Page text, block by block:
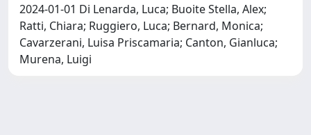
2024-01-01 Di Lenarda, Luca; Buoite Stella, Alex;
Ratti, Chiara; Ruggiero, Luca; Bernard, Monica;
Cavarzerani, Luisa Priscamaria; Canton, Gianluca;
Murena, Luigi